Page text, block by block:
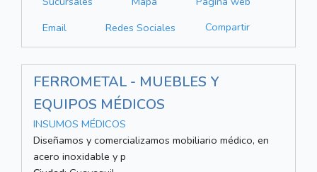
Email
Redes Sociales Compartir
FERROMETAL - MUEBLES Y
EQUIPOS MÉDICOS
INSUMOS MÉDICOS
Diseñamos y comercializamos mobiliario médico, en
acero inoxidable y p